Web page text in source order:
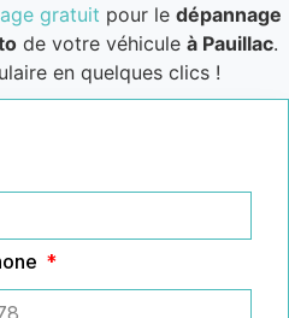
gratuit pour le dépannage
de votre véhicule à Pauillac.
en quelques clics !